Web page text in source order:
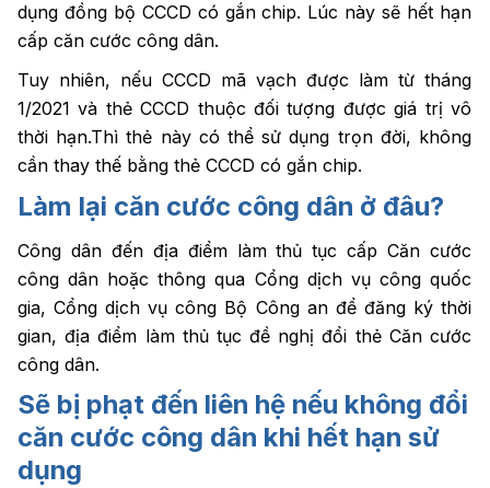
dụng đồng bộ CCCD có gắn chip. Lúc này sẽ hết hạn
cấp căn cước công dân.
Tuy nhiên, nếu CCCD mã vạch được làm từ ​​tháng
1/2021 và thẻ CCCD thuộc đối tượng được giá trị vô
thời hạn.Thì thẻ này có thể sử dụng trọn đời, không
cần thay thế bằng thẻ CCCD có gắn chip.
Làm lại căn cước công dân ở đâu?
Công dân đến địa điểm làm thủ tục cấp Căn cước
công dân hoặc thông qua Cổng dịch vụ công quốc
gia, Cổng dịch vụ công Bộ Công an để đăng ký thời
gian, địa điểm làm thủ tục đề nghị đổi thẻ Căn cước
công dân.
Sẽ bị phạt đến liên hệ nếu không đổi
căn cước công dân khi hết hạn sử
dụng